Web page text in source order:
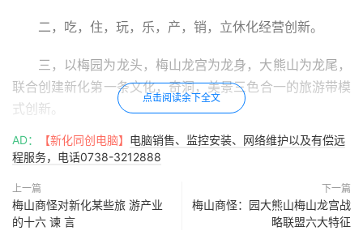
二，吃，住，玩，乐，产，销，立休化经营创新。
三，以梅园为龙头，梅山龙宫为龙身，大熊山为龙尾，
联合创建新化第一条文化，奇洞，美景三色合一的旅游带模
式创新。
给陈总的留言：
陈总，空闲时就梅园的市场战略产生了臆想，这也是贵
公司更名为梅山文化村后凭本人十余年对梅山文化的感悟而
产生的。
点击阅读余下全文
AD： 【新化同创电脑】 电脑销售、监控安装、网络维护以及有偿远
程服务，电话0738-3212888
上一篇
梅山商怪对新化某些旅 游产业
的十六 谏 言
下一篇
梅山商怪：园大熊山梅山龙宫战
略联盟六大特征